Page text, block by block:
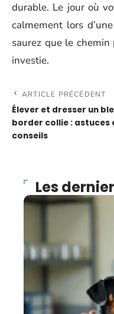
durable. Le jour où
calmement lors
saurez que le
investie.
ARTICLE PRÉCÉDENT
Élever et dresser un
border collie : astuces
conseils
Les